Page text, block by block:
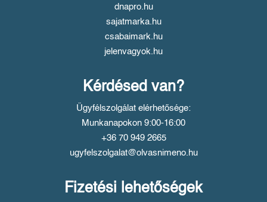
dnapro.hu
sajatmarka.hu
csabaimark.hu
jelenvagyok.hu
Kérdésed van?
Ügyfélszolgálat elérhetősége:
Munkanapokon 9:00-16:00
+36 70 949 2665
ugyfelszolgalat@olvasnimeno.hu
Fizetési lehetőségek